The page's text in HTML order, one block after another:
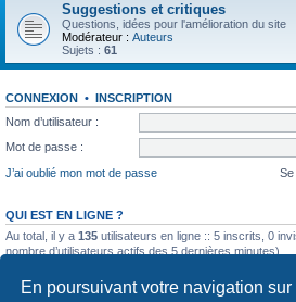
En poursuivant votre navigation
Suggestions et critiques
Questions, idées pour l'amélioration du site
Modérateur : Auteurs
Sujets : 61
CONNEXION • INSCRIPTION
Nom d’utilisateur :
Mot de passe :
J’ai oublié mon mot de passe
QUI EST EN LIGNE ?
Au total, il y a 135 utilisateurs en ligne :: 5 inscrits, 0
nombre d’utilisateurs actifs des 5 dernières minutes)
0:07